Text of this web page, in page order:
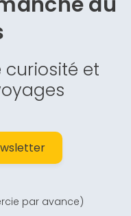
curiosité et
par avance)